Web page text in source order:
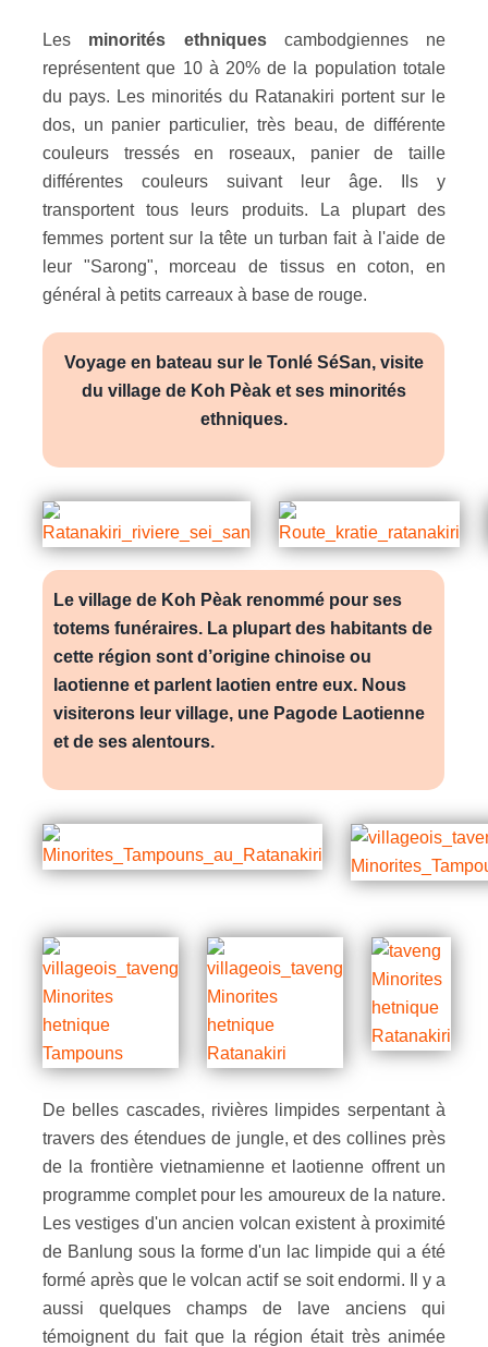
Les minorités ethniquescambodgiennes ne
représentent que 10 à 20% de la population totale
du pays. Les minorités du Ratanakiri portent sur le
dos, un panier particulier, très beau, de différente
couleurs tressés en roseaux, panier de taille
différentes couleurs suivant leur âge. Ils y
transportent tous leurs produits. La plupart des
femmes portent sur la tête un turban fait à l'aide de
leur "Sarong", morceau de tissus en coton, en
général à petits carreaux à base de rouge.
Voyage en bateau sur le Tonlé SéSan, visite
du village de Koh Pèak et ses minorités
ethniques.
Le village de Koh Pèak renommé pour ses
totems funéraires. La plupart des habitants de
cette région sont d’origine chinoise ou
laotienne et parlent laotien entre eux. Nous
visiterons leur village, une Pagode Laotienne
et de ses alentours.
De belles cascades, rivières limpides serpentant à
travers des étendues de jungle, et des collines près
de la frontière vietnamienne et laotienne offrent un
programme complet pour les amoureux de la nature.
Les vestiges d'un ancien volcan existent à proximité
de Banlung sous la forme d'un lac limpide qui a été
formé après que le volcan actif se soit endormi. Il y a
aussi quelques champs de lave anciens qui
témoignent du fait que la région était très animée